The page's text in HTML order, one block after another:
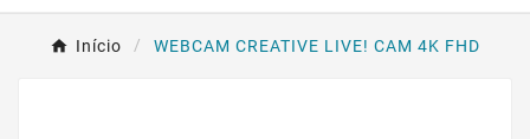
Início WEBCAM CREATIVE LIVE! CAM 4K FHD